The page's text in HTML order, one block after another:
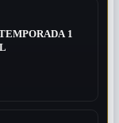
1